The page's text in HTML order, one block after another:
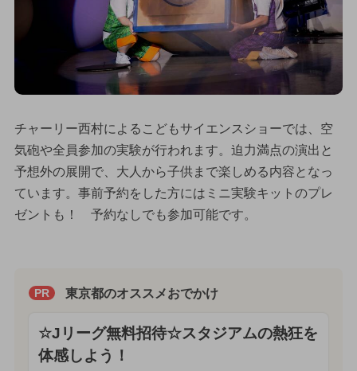
チャーリー西村によるこどもサイエンスショーでは、空
気砲や全員参加の実験が行われます。迫力満点の演出と
予想外の展開で、大人から子供まで楽しめる内容となっ
ています。事前予約をした方にはミニ実験キットのプレ
ゼントも！ 予約なしでも参加可能です。
PR 東京都のオススメおでかけ
☆Jリーグ無料招待☆スタジアムの熱狂を
体感しよう！